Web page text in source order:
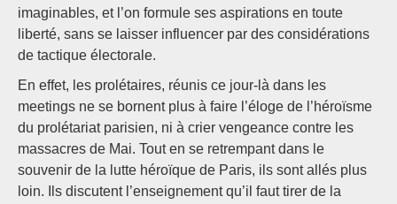
imaginables, et l’on formule ses aspirations en toute
liberté, sans se laisser influencer par des considérations
de tactique électorale.
En effet, les prolétaires, réunis ce jour-là dans les
meetings ne se bornent plus à faire l’éloge de l’héroïsme
du prolétariat parisien, ni à crier vengeance contre les
massacres de Mai. Tout en se retrempant dans le
souvenir de la lutte héroïque de Paris, ils sont allés plus
loin. Ils discutent l’enseignement qu’il faut tirer de la